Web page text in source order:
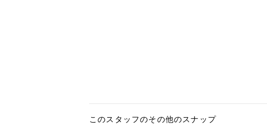
このスタッフのその他のスナップ